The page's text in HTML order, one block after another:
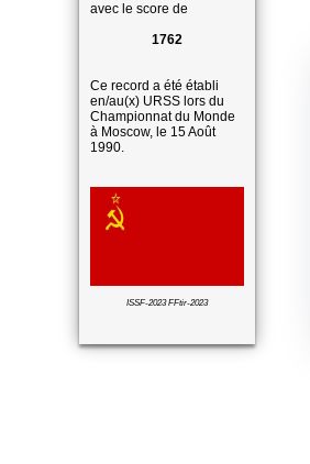
avec le score de
1762
Ce record a été établi
en/au(x) URSS lors du
Championnat du Monde
à Moscow, le 15 Août
1990.
ISSF-2023 FFtir-2023